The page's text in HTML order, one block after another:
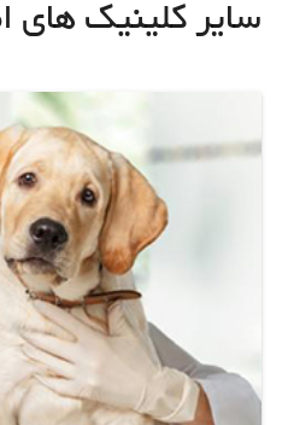
سایر کلینیک های